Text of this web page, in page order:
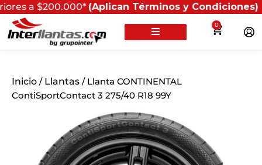
(Aplican Términos y Condiciones) -
0
Inicio / Llantas / Llanta CONTINENTAL
ContiSportContact 3 275/40 R18 99Y